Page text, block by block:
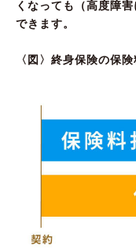
くなっても（高度障
できます。
〈図〉終身保険の保